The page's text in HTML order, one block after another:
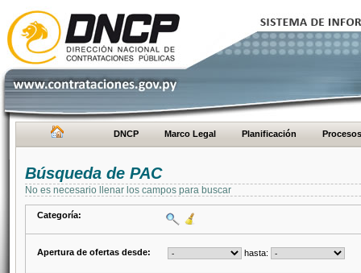
DNCP Marco Legal Planificación Procesos
Búsqueda de PAC
No es necesario llenar los campos para buscar
Categoría:
Apertura de ofertas desde: hasta: